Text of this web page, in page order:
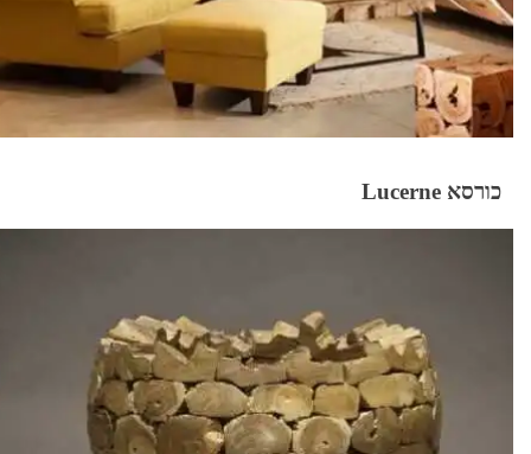
כורסא Lucerne